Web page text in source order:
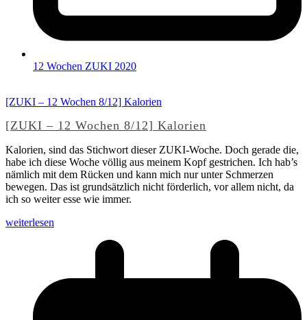
12 Wochen ZUKI 2020
[ZUKI – 12 Wochen 8/12] Kalorien
[ZUKI – 12 Wochen 8/12] Kalorien
Kalorien, sind das Stichwort dieser ZUKI-Woche. Doch gerade die,
habe ich diese Woche völlig aus meinem Kopf gestrichen. Ich hab’s
nämlich mit dem Rücken und kann mich nur unter Schmerzen
bewegen. Das ist grundsätzlich nicht förderlich, vor allem nicht, da
ich so weiter esse wie immer.
weiterlesen